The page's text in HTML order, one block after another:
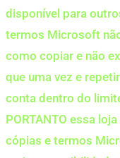
disponível para
termos Microsoft
como copiar e não
que uma vez e
conta dentro do
PORTANTO essa
cópias e termos